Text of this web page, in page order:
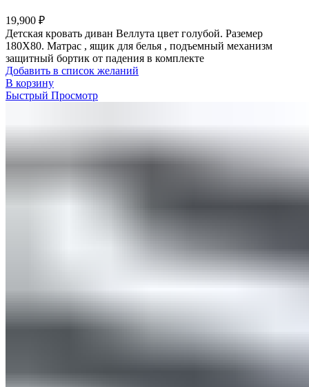
19,900 ₽
Детская кровать диван Веллута цвет голубой. Раземер
180Х80. Матрас , ящик для белья , подъемный механизм
защитный бортик от падения в комплекте
Добавить в список желаний
В корзину
Быстрый Просмотр